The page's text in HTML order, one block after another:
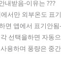
내받음-이유는 ???
서만 외부온도 표
면 앱에서 표기안됨
선택을하면 자동
용하며 풍량은 중